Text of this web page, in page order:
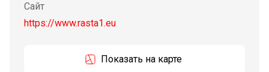
Сайт
https://www.rasta1.eu
Показать на карте